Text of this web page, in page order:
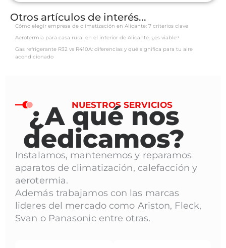
Otros artículos de interés...
Cómo elegir empresa de climatización en Alicante: 7 criterios clave
Aerotermia para casa rural en el interior de Alicante: ¿es viable?
Gas refrigerante R32 vs R410A: diferencias y qué significa para tu aire
acondicionado
NUESTROS SERVICIOS
¿A qué nos
dedicamos?
Instalamos, mantenemos y reparamos
aparatos de climatización, calefacción y
aerotermia.
Además trabajamos con las marcas
lideres del mercado como Ariston, Fleck,
Svan o Panasonic entre otras.